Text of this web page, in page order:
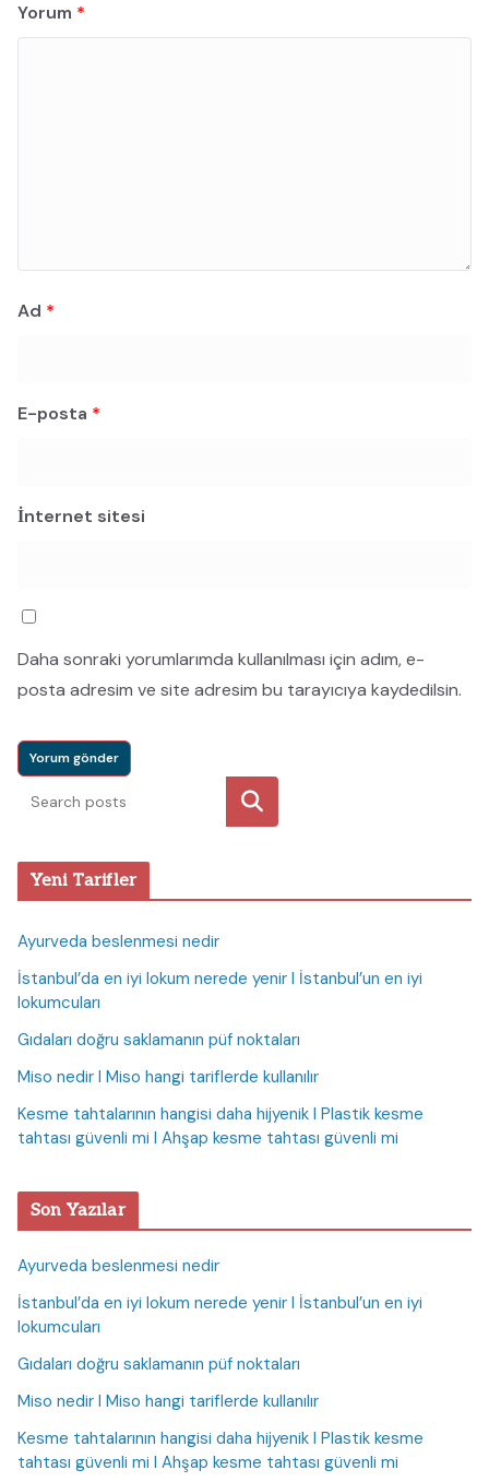
Yorum *
Ad *
E-posta *
İnternet sitesi
Daha sonraki yorumlarımda kullanılması için adım, e-
posta adresim ve site adresim bu tarayıcıya kaydedilsin.
Ara
Yeni Tarifler
Ayurveda beslenmesi nedir
İstanbul’da en iyi lokum nerede yenir I İstanbul’un en iyi
lokumcuları
Gıdaları doğru saklamanın püf noktaları
Miso nedir I Miso hangi tariflerde kullanılır
Kesme tahtalarının hangisi daha hijyenik I Plastik kesme
tahtası güvenli mi I Ahşap kesme tahtası güvenli mi
Son Yazılar
Ayurveda beslenmesi nedir
İstanbul’da en iyi lokum nerede yenir I İstanbul’un en iyi
lokumcuları
Gıdaları doğru saklamanın püf noktaları
Miso nedir I Miso hangi tariflerde kullanılır
Kesme tahtalarının hangisi daha hijyenik I Plastik kesme
tahtası güvenli mi I Ahşap kesme tahtası güvenli mi